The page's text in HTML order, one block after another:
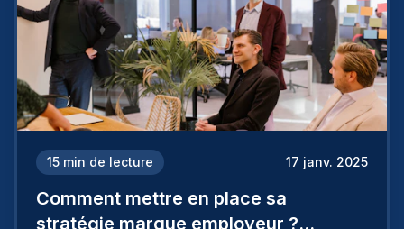
15 min de lecture 17 janv. 2025
Comment mettre en place sa
stratégie marque employeur ?